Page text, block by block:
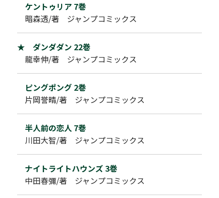
ケントゥリア 7巻
暗森透/著 ジャンプコミックス
★ ダンダダン 22巻
龍幸伸/著 ジャンプコミックス
ピングポング 2巻
片岡誉晴/著 ジャンプコミックス
半人前の恋人 7巻
川田大智/著 ジャンプコミックス
ナイトライトハウンズ 3巻
中田春彌/著 ジャンプコミックス